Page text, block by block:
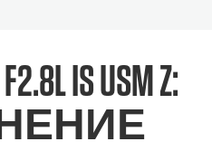
IS USM Z: